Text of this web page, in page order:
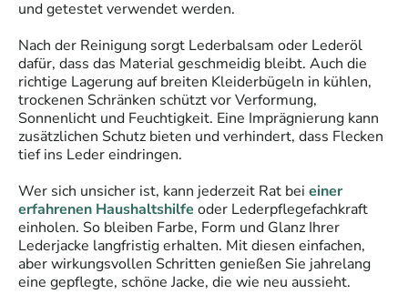
und getestet verwendet werden.
Nach der Reinigung sorgt Lederbalsam oder Lederöl
dafür, dass das Material geschmeidig bleibt. Auch die
richtige Lagerung auf breiten Kleiderbügeln in kühlen,
trockenen Schränken schützt vor Verformung,
Sonnenlicht und Feuchtigkeit. Eine Imprägnierung kann
zusätzlichen Schutz bieten und verhindert, dass Flecken
tief ins Leder eindringen.
Wer sich unsicher ist, kann jederzeit Rat bei einer
erfahrenen Haushaltshilfe oder Lederpflegefachkraft
einholen. So bleiben Farbe, Form und Glanz Ihrer
Lederjacke langfristig erhalten. Mit diesen einfachen,
aber wirkungsvollen Schritten genießen Sie jahrelang
eine gepflegte, schöne Jacke, die wie neu aussieht.